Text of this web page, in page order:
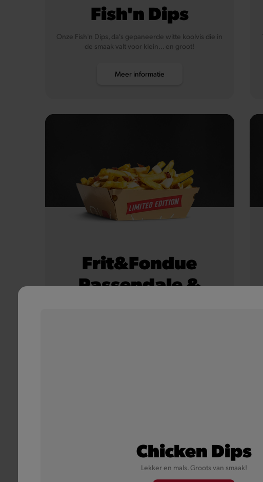
Fish'n Dips
Onze Fish'n Dips, da's gepaneerde witte koolvis die in
de smaak valt voor klein... en groot!
Meer informatie
Frit&Fondue
Passendale &
Chicken Dips
Lekker en mals. Groots van smaak!